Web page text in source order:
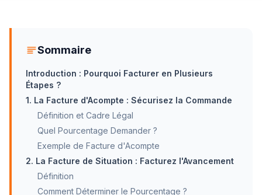
Sommaire
Introduction : Pourquoi Facturer en Plusieurs
Étapes ?
1. La Facture d'Acompte : Sécurisez la Commande
Définition et Cadre Légal
Quel Pourcentage Demander ?
Exemple de Facture d'Acompte
2. La Facture de Situation : Facturez l'Avancement
Définition
Comment Déterminer le Pourcentage ?